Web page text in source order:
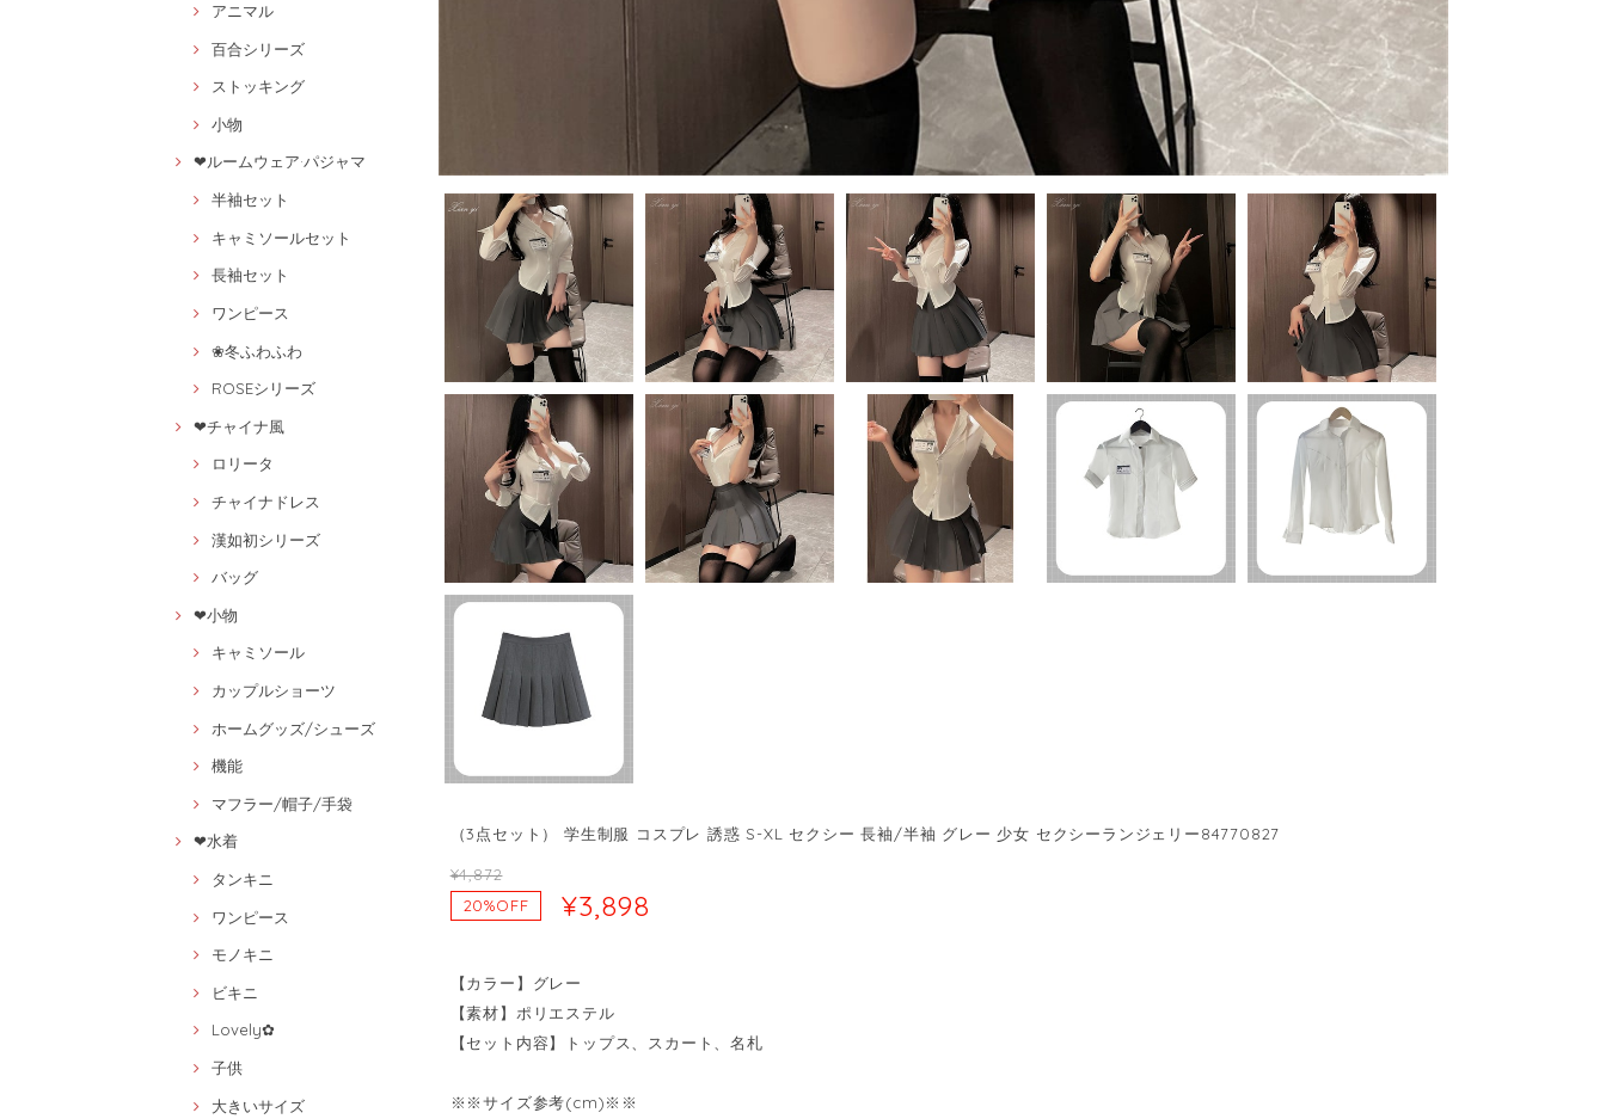
アニマル
百合シリーズ
ストッキング
小物
❤ルームウェア·パジャマ
半袖セット
キャミソールセット
長袖セット
ワンピース
❀冬ふわふわ
ROSEシリーズ
❤チャイナ風
ロリータ
チャイナドレス
漢如初シリーズ
バッグ
❤小物
キャミソール
カップルショーツ
ホームグッズ/シューズ
機能
マフラー/帽子/手袋
❤水着
タンキニ
ワンピース
モノキニ
ビキニ
Lovely✿
子供
大きいサイズ
（3点セット） 学生制服 コスプレ 誘惑 S-XL セクシー 長袖/半袖 グレー 少女 セクシーランジェリー84770827
¥4,872
20%OFF
¥3,898
【カラー】グレー
【素材】ポリエステル
【セット内容】トップス、スカート、名札
※※サイズ参考(cm)※※